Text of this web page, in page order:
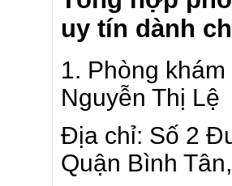
uy tín dành
1. Phòng
Nguyễn Thị Lệ
Địa chỉ: Số 2
Quận Bình